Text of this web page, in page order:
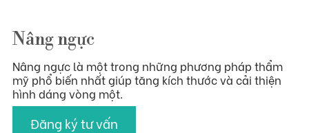
Loyalty Program
Dịch vụ nổi bật
Danh sách dịch vụ
Ưu đãi
Khách hàng thực tế
Nâng ngực
Nâng ngực là một trong những phương pháp thẩm
mỹ phổ biến nhất giúp tăng kích thước và cải thiện
hình dáng vòng một.
Đăng ký tư vấn